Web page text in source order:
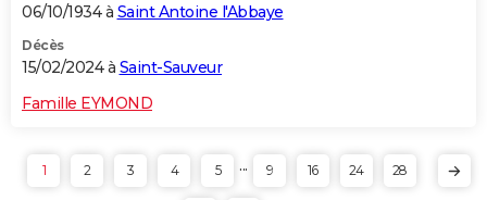
06/10/1934 à Saint Antoine l'Abbaye
Décès
15/02/2024 à Saint-Sauveur
Famille EYMOND
1 2 3 4 5 ... 9 16 24 28